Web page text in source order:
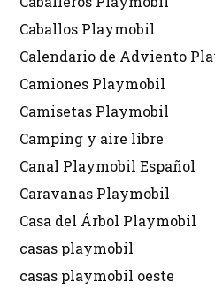
Caballos Playmobil
Calendario de Adviento
Camiones Playmobil
Camisetas Playmobil
Camping y aire libre
Canal Playmobil Español
Caravanas Playmobil
Casa del Árbol Playmobil
casas playmobil
casas playmobil oeste